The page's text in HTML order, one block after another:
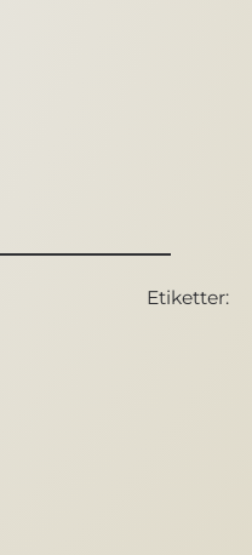
Etiketter: